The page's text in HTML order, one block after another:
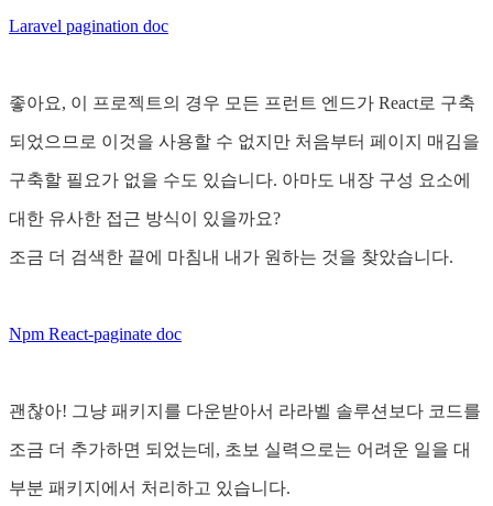
Laravel pagination doc
좋아요, 이 프로젝트의 경우 모든 프런트 엔드가 React로 구축
되었으므로 이것을 사용할 수 없지만 처음부터 페이지 매김을
구축할 필요가 없을 수도 있습니다. 아마도 내장 구성 요소에
대한 유사한 접근 방식이 있을까요?
조금 더 검색한 끝에 마침내 내가 원하는 것을 찾았습니다.
Npm React-paginate doc
괜찮아! 그냥 패키지를 다운받아서 라라벨 솔루션보다 코드를
조금 더 추가하면 되었는데, 초보 실력으로는 어려운 일을 대
부분 패키지에서 처리하고 있습니다.